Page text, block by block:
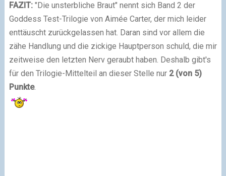
FAZIT: "Die unsterbliche Braut" nennt sich Band 2 der
Goddess Test-Trilogie von Aimée Carter, der mich leider
enttäuscht zurückgelassen hat. Daran sind vor allem die
zähe Handlung und die zickige Hauptperson schuld, die mir
zeitweise den letzten Nerv geraubt haben. Deshalb gibt's
für den Trilogie-Mittelteil an dieser Stelle nur 2 (von 5)
Punkte.